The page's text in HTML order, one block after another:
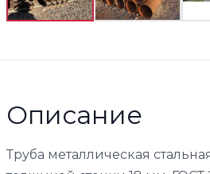
Описание
Труба металлическая